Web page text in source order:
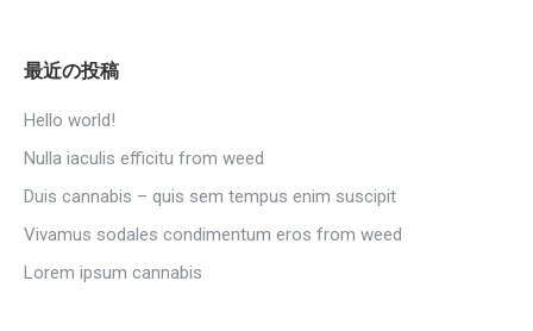
最近の投稿
Hello world!
Nulla iaculis efficitu from weed
Duis cannabis – quis sem tempus enim suscipit
Vivamus sodales condimentum eros from weed
Lorem ipsum cannabis